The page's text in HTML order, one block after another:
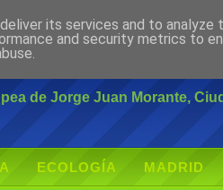
de Jorge Juan Morante,
ECOLOGÍA MADRID
its services and to analyze
and security metrics to